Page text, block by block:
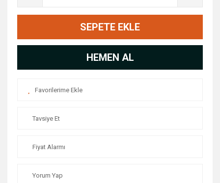
SEPETE EKLE
HEMEN AL
Tavsiye Et
Fiyat Alarmı
Yorum Yap